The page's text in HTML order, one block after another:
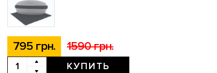
795 грн. 1590 грн.
КУПИТЬ